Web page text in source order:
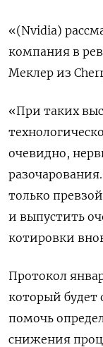
«(Nvidia)
компания в
Меклер из
«При таких
очевидно,
только
и выпустить
котировки
Протокол
который будет
помочь
снижения